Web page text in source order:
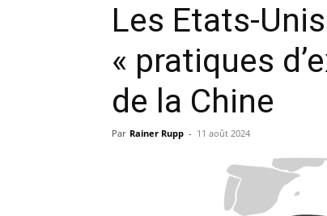
Les Etats-
« pratiques
de la Chine
Par Rainer Rupp - 11 août 2024